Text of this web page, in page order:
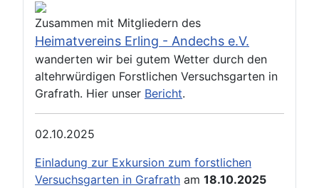
Zusammen mit Mitgliedern des
Heimatvereins Erling - Andechs e.V.
wanderten wir bei gutem Wetter durch den
altehrwürdigen Forstlichen Versuchsgarten in
Grafrath. Hier unser Bericht.
02.10.2025
Einladung zur Exkursion zum forstlichen
Versuchsgarten in Grafrath am 18.10.2025